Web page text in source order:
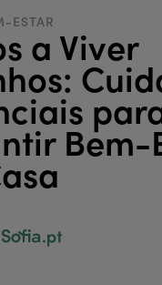
ESTAR
a Viver
Bem-